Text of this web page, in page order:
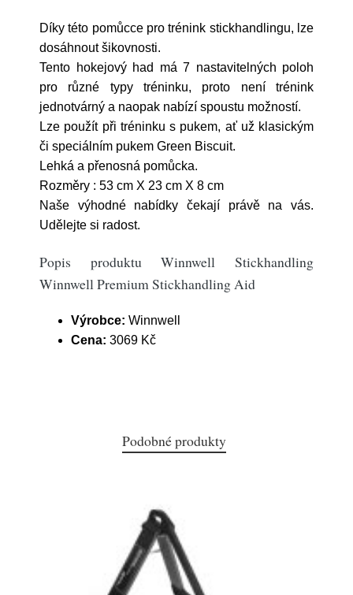
Díky této pomůcce pro trénink stickhandlingu, lze
dosáhnout šikovnosti.
Tento hokejový had má 7 nastavitelných poloh
pro různé typy tréninku, proto není trénink
jednotvárný a naopak nabízí spoustu možností.
Lze použít při tréninku s pukem, ať už klasickým
či speciálním pukem Green Biscuit.
Lehká a přenosná pomůcka.
Rozměry : 53 cm X 23 cm X 8 cm
Naše výhodné nabídky čekají právě na vás.
Udělejte si radost.
Popis produktu Winnwell Stickhandling
Winnwell Premium Stickhandling Aid
Výrobce: Winnwell
Cena: 3069 Kč
Podobné produkty